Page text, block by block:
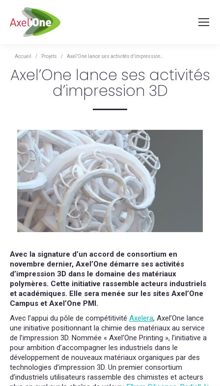
Vous êtes ici :
Accueil Projets Axel’One lance ses activités d’impression…
Axel’One lance ses activités
d’impression 3D
Avec la signature d’un accord de consortium en
novembre dernier, Axel’One démarre ses activités
d’impression 3D dans le domaine des matériaux
polymères. Cette initiative rassemble acteurs industriels
et académiques. Elle sera menée sur les sites Axel’One
Campus et Axel’One PMI.
Avec l’appui du pôle de compétitivité Axelera, Axel’One lance
une initiative positionnant la chimie des matériaux au service
de l’impression 3D. Nommée « Axel’One Printing », l’initiative a
pour ambition d’accompagner les industriels dans le
développement de nouveaux matériaux organiques par des
technologies d’impression 3D. Un premier consortium
d’industriels utilisateurs rassemble des chimistes et acteurs